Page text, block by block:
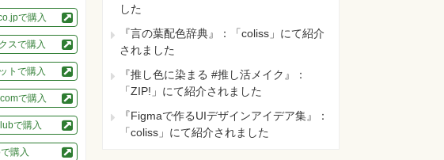
で購入
スで購入
トで購入
で購入
で購入
購入
した
『言の葉配色辞典』：「coliss」にて紹介
されました
『推し色に染まる #推し活メイク』：
「ZIP!」にて紹介されました
『Figmaで作るUIデザインアイデア集』：
「coliss」にて紹介されました